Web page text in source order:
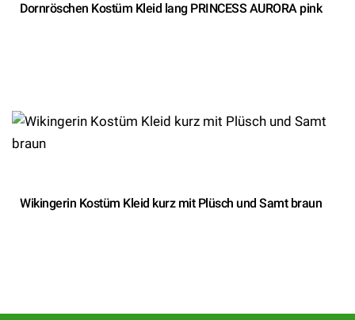
Dornröschen Kostüm Kleid lang PRINCESS AURORA pink
Wikingerin Kostüm Kleid kurz mit Plüsch und Samt braun